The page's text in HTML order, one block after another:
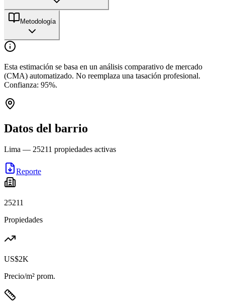
Metodología
Esta estimación se basa en un análisis comparativo de mercado
(CMA) automatizado. No reemplaza una tasación profesional.
Confianza: 95%.
Datos del barrio
Lima — 25211 propiedades activas
Reporte
25211
Propiedades
US$2K
Precio/m² prom.